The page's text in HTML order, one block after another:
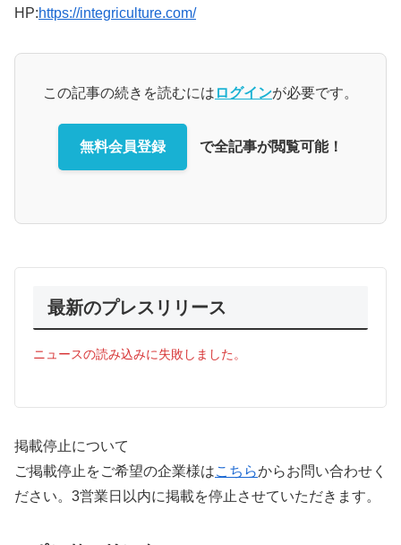
HP:https://integriculture.com/
この記事の続きを読むには ログインが必要です。
無料会員登録 で全記事が閲覧可能！
最新のプレスリリース
ニュースの読み込みに失敗しました。
掲載停止について
ご掲載停止をご希望の企業様はこちらからお問い合わせく
ださい。3営業日以内に掲載を停止させていただきます。